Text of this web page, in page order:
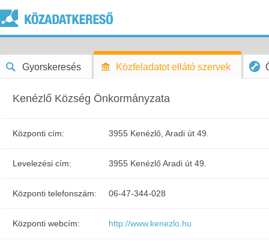
Gyorskeresés Közfeladatot ellátó szervek
Kenézlő Község Önkormányzata
Központi cím: 3955 Kenézlő, Aradi út 49.
Levelezési cím: 3955 Kenézlő Aradi út 49.
Központi telefonszám: 06-47-344-028
Központi webcím: http://www.kenezlo.hu